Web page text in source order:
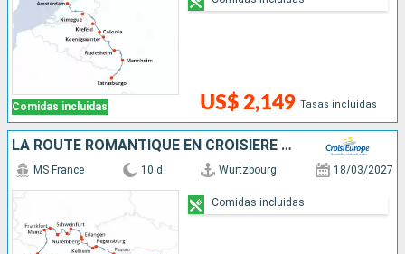
Comidas incluidas US$ 2,149 Tasas incluidas
LA ROUTE ROMANTIQUE EN CROISIÈRE DU DANUBE AU RHIN
MS France 10 d Wurtzbourg 18/03/2027
Comidas incluidas